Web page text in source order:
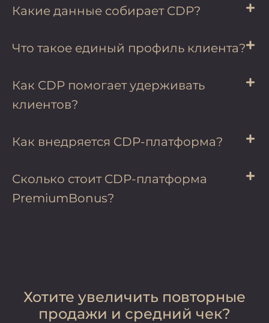
Какие данные собирает CDP?
Что такое единый профиль клиента?
Как CDP помогает удерживать
клиентов?
Как внедряется CDP-платформа?
Сколько стоит CDP-платформа
PremiumBonus?
Хотите увеличить повторные
продажи и средний чек?